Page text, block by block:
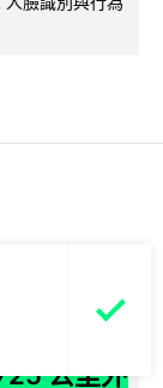
鐘 Hop
公里外